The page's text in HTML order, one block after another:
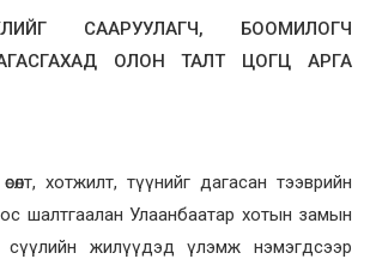
СААРУУЛАГЧ, БООМИЛОГЧ
ОЛОН ТАЛТ ЦОГЦ АРГА
хотжилт, түүнийг дагасан тээврийн
шалтгаалан Улаанбаатар хотын замын
сүүлийн жилүүдэд үлэмж нэмэгдсээр